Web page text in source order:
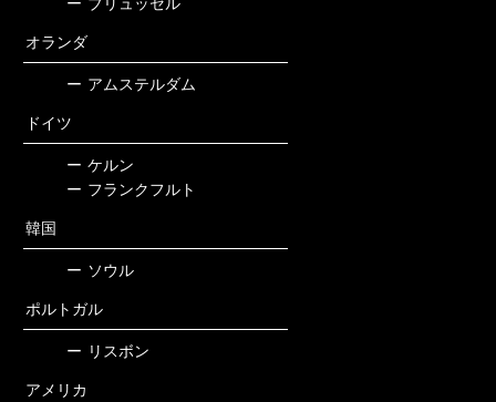
オランダ
ー アムステルダム
ドイツ
ー ケルン
ー フランクフルト
韓国
ー ソウル
ポルトガル
ー リスボン
アメリカ